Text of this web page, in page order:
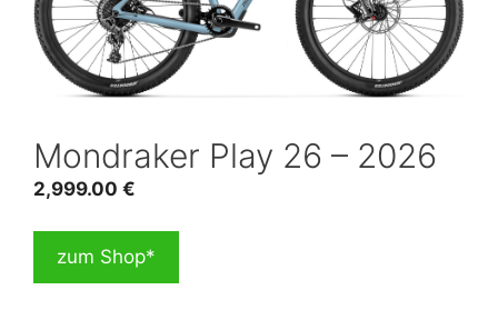
Mondraker Play 26 – 2026
2,999.00 €
zum Shop*